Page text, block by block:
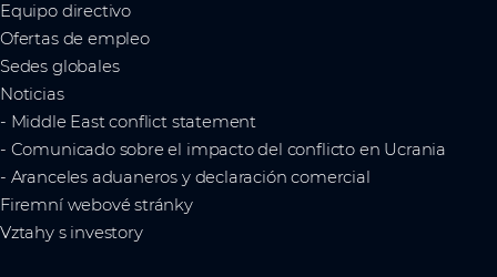
Equipo directivo
Ofertas de empleo
Sedes globales
Noticias
- Middle East conflict statement
- Comunicado sobre el impacto del conflicto en Ucrania
- Aranceles aduaneros y declaración comercial
Firemní webové stránky
Vztahy s investory